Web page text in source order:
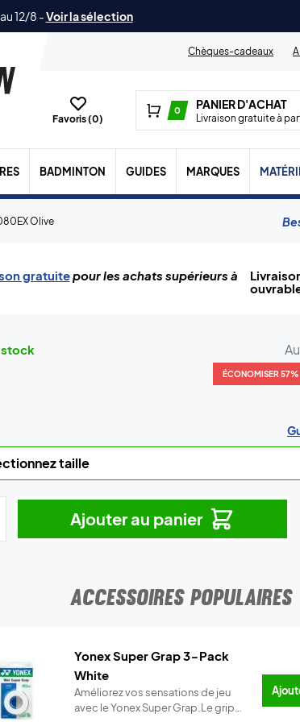
12/8 -Voir la sélection
Chèques-cadeaux
Favoris (0)
0 PANIER D'ACHAT
Livraison gratuite à
BADMINTON GUIDES MARQUES
Olive
gratuitepour les achats supérieurs à
stock
ÉCONOMISER 57%
Ajouter au panier
ACCESSOIRES POPULAIRES
Yonex Super Grap 3-Pack
White
Améliorez vos sensations de jeu
avec le Yonex Super Grap.Le grip